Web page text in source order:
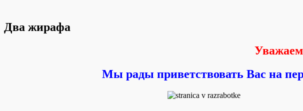
Два жирафа
Мы рады приветствовать Вас на